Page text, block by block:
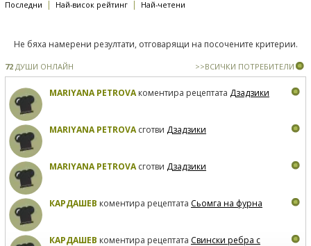
Последни | Най-висок рейтинг | Най-четени
Не бяха намерени резултати, отговарящи на посочените критерии.
72 ДУШИ ОНЛАЙН >>ВСИЧКИ ПОТРЕБИТЕЛИ
MARIYANA PETROVAкоментира рецептата Дзадзики
MARIYANA PETROVAсготви Дзадзики
MARIYANA PETROVAсготви Дзадзики
КАРДАШЕВ коментира рецептата Сьомга на фурна
КАРДАШЕВ коментира рецептата Свински ребра с